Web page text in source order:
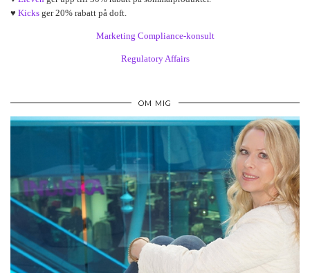
♥ Kicks ger 20% rabatt på doft.
Marketing Compliance-konsult
Regulatory Affairs
OM MIG